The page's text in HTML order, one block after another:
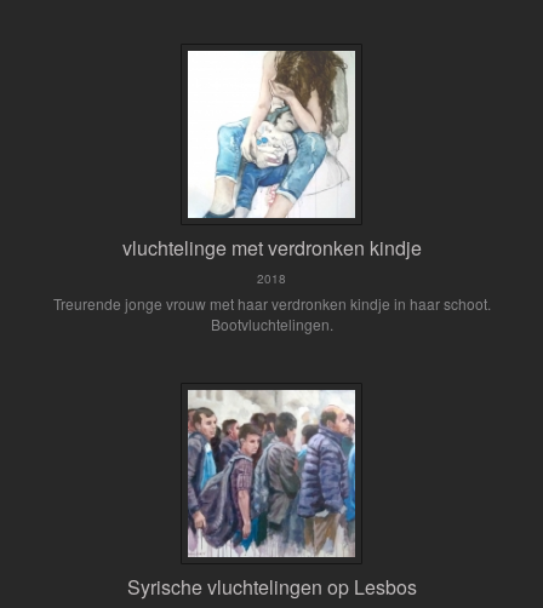
vluchtelinge met verdronken kindje
2018
Treurende jonge vrouw met haar verdronken kindje in haar schoot.
Bootvluchtelingen.
Syrische vluchtelingen op Lesbos